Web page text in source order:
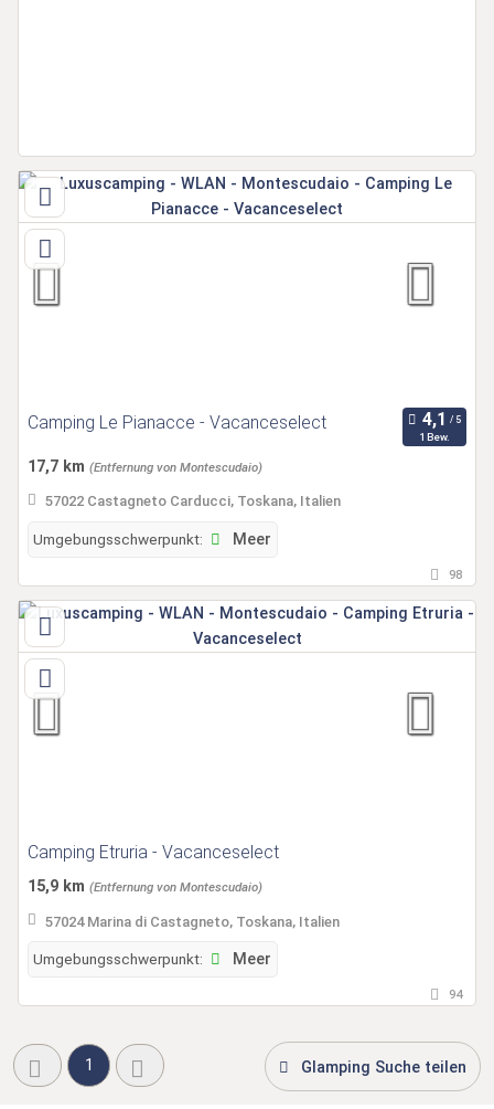
Camping Le Pianacce - Vacanceselect
1 Bew.
17,7 km (Entfernung von Montescudaio)
57022 Castagneto Carducci, Toskana, Italien
Umgebungsschwerpunkt: Meer
98
Camping Etruria - Vacanceselect
15,9 km (Entfernung von Montescudaio)
57024 Marina di Castagneto, Toskana, Italien
Umgebungsschwerpunkt: Meer
94
1 Glamping Suche teilen